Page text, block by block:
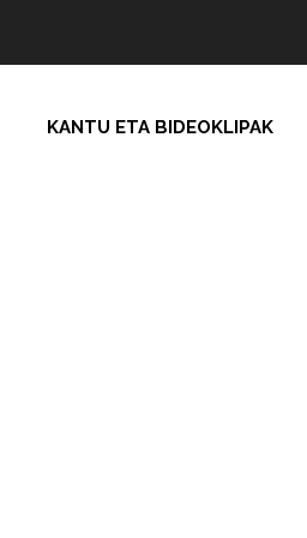
KANTU ETA BIDEOKLIPAK